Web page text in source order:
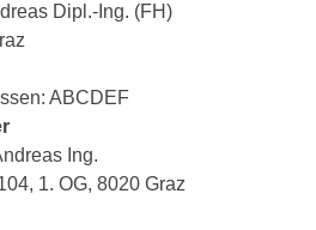
Dipl.-Ing. (FH)
ABCDEF
Ing.
1. OG, 8020 Graz